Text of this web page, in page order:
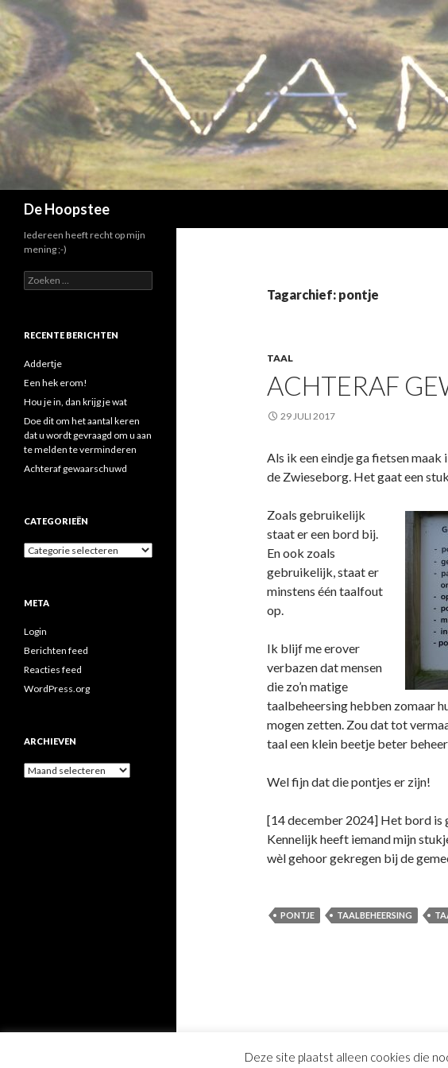
De Hoopstee
Tagarchief: pontje
TAAL
ACHTERAF
29 JULI 2017
Als ik een eindje ga fietsen
de Zwieseborg. Het gaat een
Zoals gebruikelijk
staat er een bord bij.
En ook zoals
gebruikelijk, staat er
minstens één taalfout
op.
Ik blijf me erover
verbazen dat mensen
die zo’n matige
taalbeheersing hebben zomaar
mogen zetten. Zou dat tot
taal een klein beetje beter
Wel fijn dat die pontjes er zijn!
[14 december 2024] Het bord is
Kennelijk heeft iemand mijn
wèl gehoor gekregen bij de
PONTJE TAALBEHEERSING
Iedereen heeft recht op mijn
mening ;-)
Zoeken
naar:
RECENTE BERICHTEN
Addertje
Een hek erom!
Hou je in, dan krijg je wat
Doe dit om het aantal keren
dat u wordt gevraagd om u aan
te melden te verminderen
Achteraf gewaarschuwd
CATEGORIEËN
Categorieën
META
Login
Berichten feed
Reacties feed
WordPress.org
ARCHIEVEN
Archieven
Deze site plaatst alleen cookies die